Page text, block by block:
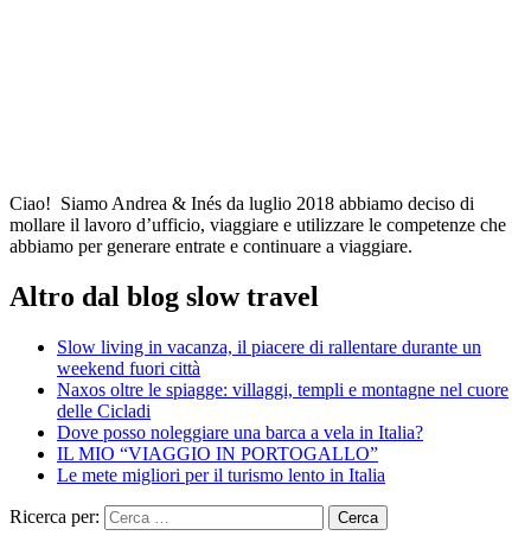
Ciao! Siamo Andrea & Inés da luglio 2018 abbiamo deciso di
mollare il lavoro d’ufficio, viaggiare e utilizzare le competenze che
abbiamo per generare entrate e continuare a viaggiare.
Altro dal blog slow travel
Slow living in vacanza, il piacere di rallentare durante un
weekend fuori città
Naxos oltre le spiagge: villaggi, templi e montagne nel cuore
delle Cicladi
Dove posso noleggiare una barca a vela in Italia?
IL MIO “VIAGGIO IN PORTOGALLO”
Le mete migliori per il turismo lento in Italia
Ricerca per: